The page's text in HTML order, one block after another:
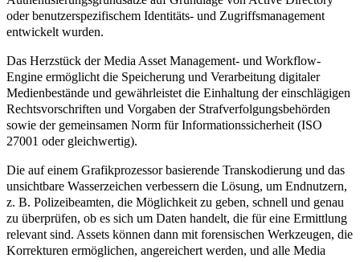
oder benutzerspezifischem Identitäts- und Zugriffsmanagement
entwickelt wurden.
Das Herzstück der Media Asset Management- und Workflow-
Engine ermöglicht die Speicherung und Verarbeitung digitaler
Medienbestände und gewährleistet die Einhaltung der einschlägigen
Rechtsvorschriften und Vorgaben der Strafverfolgungsbehörden
sowie der gemeinsamen Norm für Informationssicherheit (ISO
27001 oder gleichwertig).
Die auf einem Grafikprozessor basierende Transkodierung und das
unsichtbare Wasserzeichen verbessern die Lösung, um Endnutzern,
z. B. Polizeibeamten, die Möglichkeit zu geben, schnell und genau
zu überprüfen, ob es sich um Daten handelt, die für eine Ermittlung
relevant sind. Assets können dann mit forensischen Werkzeugen, die
Korrekturen ermöglichen, angereichert werden, und alle Media